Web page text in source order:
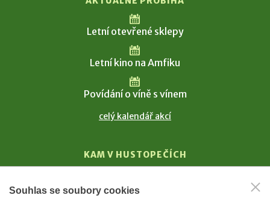
Letní otevřené sklepy
Letní kino na Amfiku
Povídání o víně s vínem
celý kalendář akcí
KAM V HUSTOPEČÍCH
T. G. Masaryk
Souhlas se soubory cookies